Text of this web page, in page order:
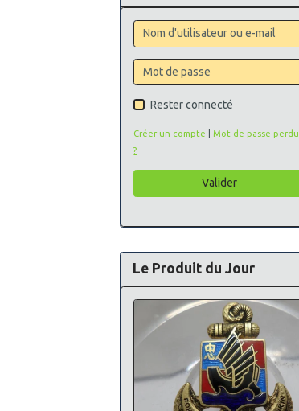
Rester connecté
Créer un compte
Mot de passe perdu
?
Valider
Le Produit du Jour